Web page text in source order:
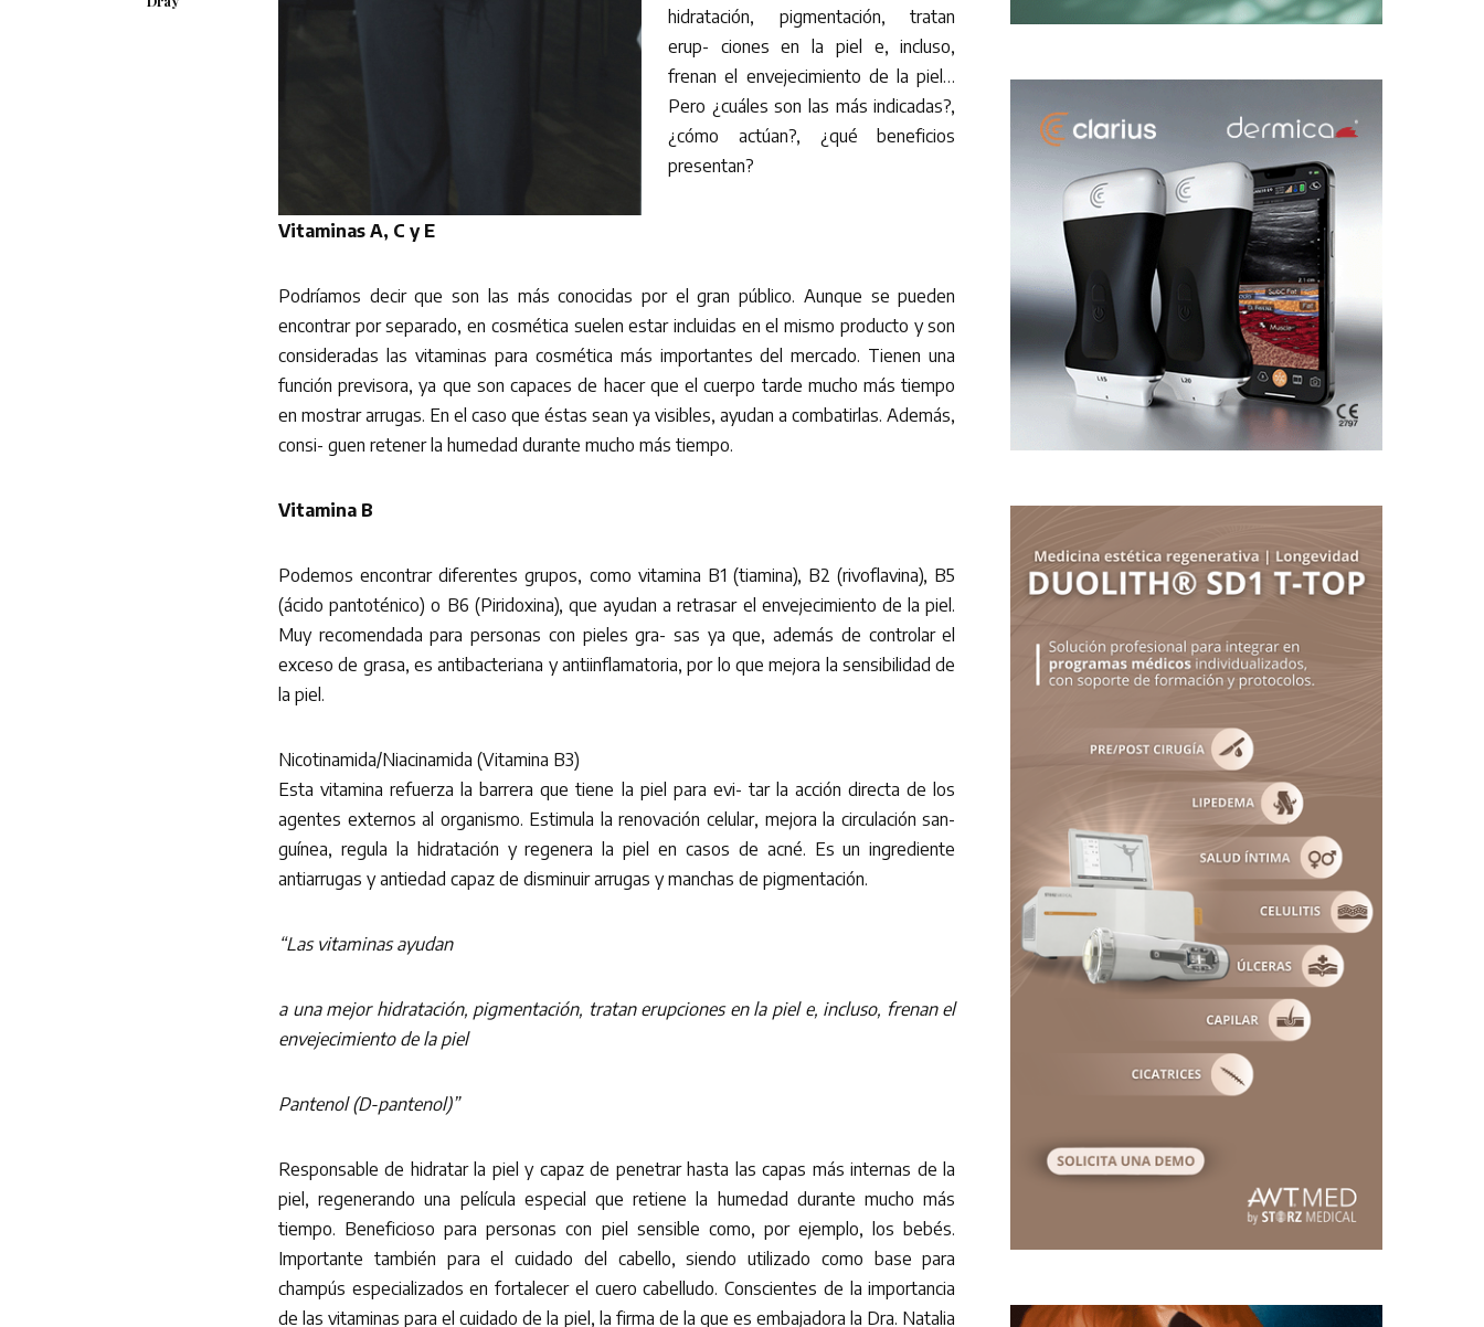
hidratación, pigmentación, tratan
erup- ciones en la piel e, incluso,
frenan el envejecimiento de la piel…
Pero ¿cuáles son las más indicadas?,
¿cómo actúan?, ¿qué beneficios
presentan?
Vitaminas A, C y E
Podríamos decir que son las más conocidas por el gran público. Aunque se pueden
encontrar por separado, en cosmética suelen estar incluidas en el mismo producto y son
consideradas las vitaminas para cosmética más importantes del mercado. Tienen una
función previsora, ya que son capaces de hacer que el cuerpo tarde mucho más tiempo
en mostrar arrugas. En el caso que éstas sean ya visibles, ayudan a combatirlas. Además,
consi- guen retener la humedad durante mucho más tiempo.
Vitamina B
Podemos encontrar diferentes grupos, como vitamina B1 (tiamina), B2 (rivoflavina), B5
(ácido pantoténico) o B6 (Piridoxina), que ayudan a retrasar el envejecimiento de la piel.
Muy recomendada para personas con pieles gra- sas ya que, además de controlar el
exceso de grasa, es antibacteriana y antiinflamatoria, por lo que mejora la sensibilidad de
la piel.
Nicotinamida/Niacinamida (Vitamina B3)
Esta vitamina refuerza la barrera que tiene la piel para evi- tar la acción directa de los
agentes externos al organismo. Estimula la renovación celular, mejora la circulación san-
guínea, regula la hidratación y regenera la piel en casos de acné. Es un ingrediente
antiarrugas y antiedad capaz de disminuir arrugas y manchas de pigmentación.
“Las vitaminas ayudan
a una mejor hidratación, pigmentación, tratan erupciones en la piel e, incluso, frenan el
envejecimiento de la piel
Pantenol (D-pantenol)”
Responsable de hidratar la piel y capaz de penetrar hasta las capas más internas de la
piel, regenerando una película especial que retiene la humedad durante mucho más
tiempo. Beneficioso para personas con piel sensible como, por ejemplo, los bebés.
Importante también para el cuidado del cabello, siendo utilizado como base para
champús especializados en fortalecer el cuero cabelludo. Conscientes de la importancia
de las vitaminas para el cuidado de la piel, la firma de la que es embajadora la Dra. Natalia